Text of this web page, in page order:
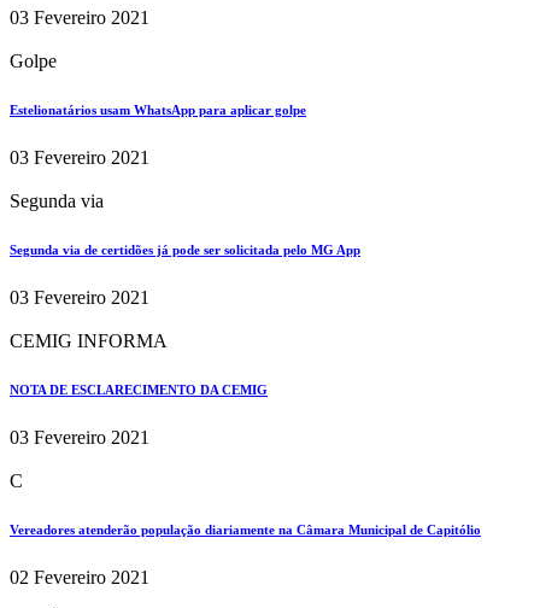
03 Fevereiro 2021
Golpe
Estelionatários usam WhatsApp para aplicar golpe
03 Fevereiro 2021
Segunda via
Segunda via de certidões já pode ser solicitada pelo MG App
03 Fevereiro 2021
CEMIG INFORMA
NOTA DE ESCLARECIMENTO DA CEMIG
03 Fevereiro 2021
C
Vereadores atenderão população diariamente na Câmara Municipal de Capitólio
02 Fevereiro 2021